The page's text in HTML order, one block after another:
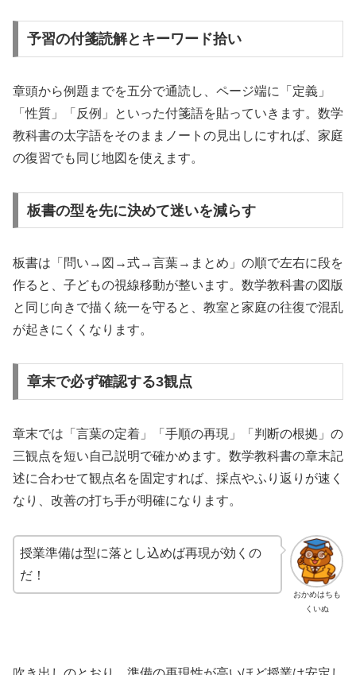
予習の付箋読解とキーワード拾い
章頭から例題までを五分で通読し、ページ端に「定義」
「性質」「反例」といった付箋語を貼っていきます。数学
教科書の太字語をそのままノートの見出しにすれば、家庭
の復習でも同じ地図を使えます。
板書の型を先に決めて迷いを減らす
板書は「問い→図→式→言葉→まとめ」の順で左右に段を
作ると、子どもの視線移動が整います。数学教科書の図版
と同じ向きで描く統一を守ると、教室と家庭の往復で混乱
が起きにくくなります。
章末で必ず確認する3観点
章末では「言葉の定着」「手順の再現」「判断の根拠」の
三観点を短い自己説明で確かめます。数学教科書の章末記
述に合わせて観点名を固定すれば、採点やふり返りが速く
なり、改善の打ち手が明確になります。
おかめはちも
くいぬ
授業準備は型に落とし込めば再現が効くの
だ！